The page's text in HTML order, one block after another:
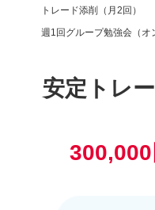
トレード添削（月2回）
週1回グループ勉強会（オン
安定トレ
300,000